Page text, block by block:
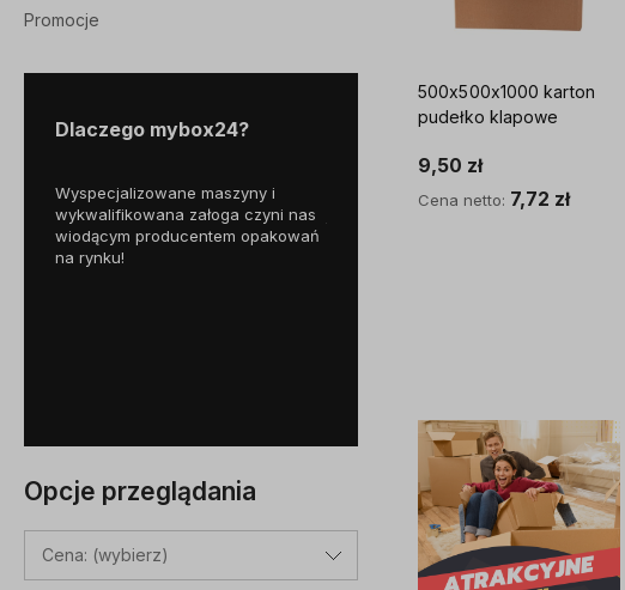
Promocje
Dlaczego mybox24?
Wyspecjalizowane maszyny i
wykwalifikowana załoga czyni nas
wiodącym producentem opakowań
na rynku!
Skorzystaj z darmowej dostawy
Opcje przeglądania
Cena: (wybierz)
500x500x1000 karton
pudełko klapowe
9,50 zł
Cena netto: 7,72 zł